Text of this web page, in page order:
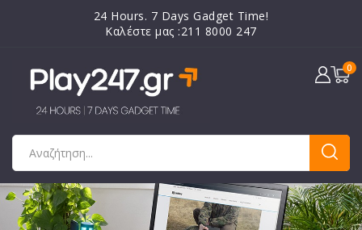
24 Hours. 7 Days Gadget Time!
Καλέστε μας :211 8000 247
0